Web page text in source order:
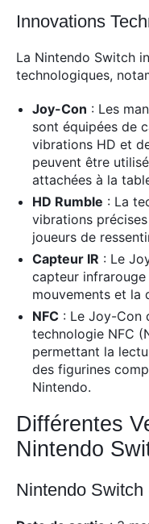
Innovations
La Nintendo Switch
technologiques,
Joy-Con : Les
sont équipées de
vibrations HD et
peuvent être
attachées à la
HD Rumble : La
vibrations
joueurs de
Capteur IR : Le
capteur
mouvements et la
NFC : Le Joy-Con
technologie NFC
permettant la
des figurines
Nintendo.
Différentes
Nintendo
Nintendo